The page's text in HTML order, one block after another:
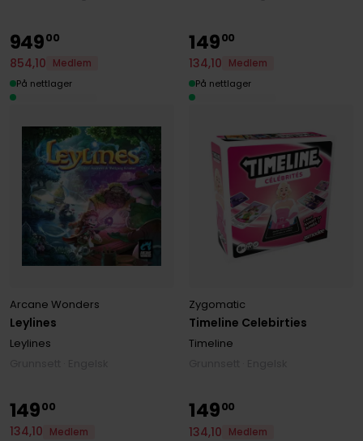
Leylines
Arcane Wonders
Leylines
94900
854,10
Medlem
På nettlager
Timeline Celebirties
Zygomatic
Timeline
14900
134,10
Medlem
På nettlager
14900
134,10
Medlem
14900
134,10
Medlem